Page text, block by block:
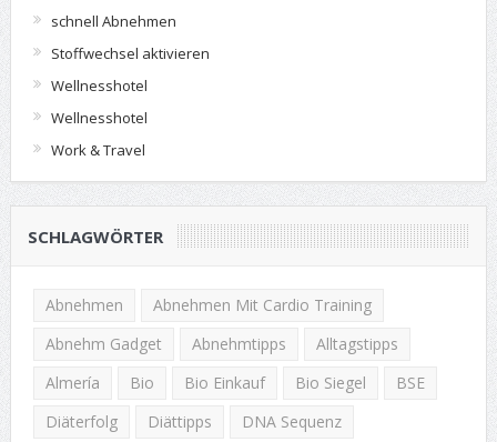
schnell Abnehmen
Stoffwechsel aktivieren
Wellnesshotel
Wellnesshotel
Work & Travel
SCHLAGWÖRTER
Abnehmen
Abnehmen Mit Cardio Training
Abnehm Gadget
Abnehmtipps
Alltagstipps
Almería
Bio Bio Einkauf Bio Siegel
BSE
Diäterfolg
Diättipps
DNA Sequenz